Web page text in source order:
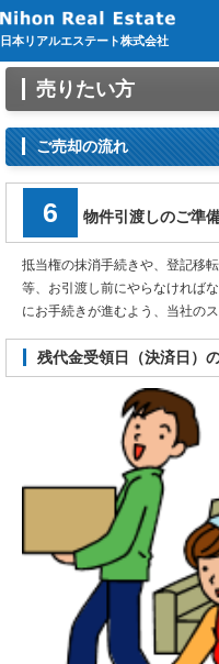
日本リアルエステート株式会社
売りたい方
ご売却の流れ
6 物件引渡しのご準
抵当権の抹消手続きや、登記移
等、お引渡し前にやらなければ
にお手続きが進むよう、当社の
残代金受領日（決済日）